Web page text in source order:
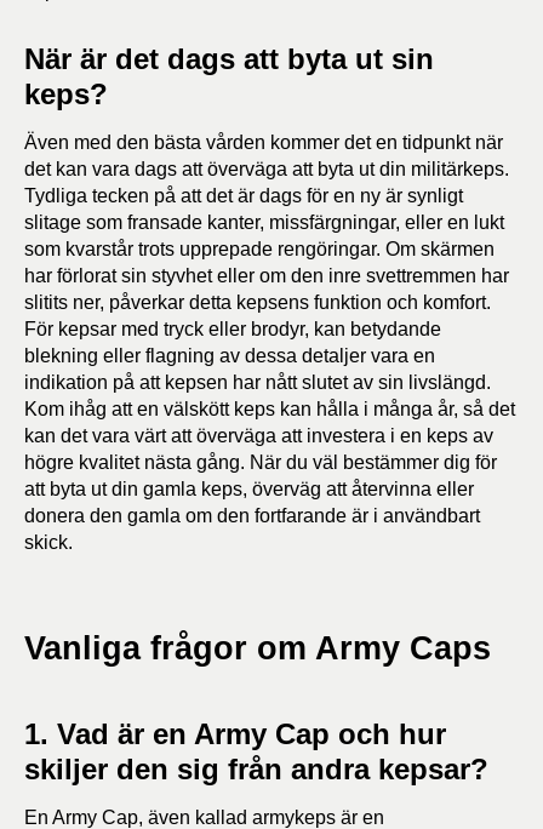
När är det dags att byta ut sin
keps?
Även med den bästa vården kommer det en tidpunkt när
det kan vara dags att överväga att byta ut din militärkeps.
Tydliga tecken på att det är dags för en ny är synligt
slitage som fransade kanter, missfärgningar, eller en lukt
som kvarstår trots upprepade rengöringar. Om skärmen
har förlorat sin styvhet eller om den inre svettremmen har
slitits ner, påverkar detta kepsens funktion och komfort.
För kepsar med tryck eller brodyr, kan betydande
blekning eller flagning av dessa detaljer vara en
indikation på att kepsen har nått slutet av sin livslängd.
Kom ihåg att en välskött keps kan hålla i många år, så det
kan det vara värt att överväga att investera i en keps av
högre kvalitet nästa gång. När du väl bestämmer dig för
att byta ut din gamla keps, överväg att återvinna eller
donera den gamla om den fortfarande är i användbart
skick.
Vanliga frågor om Army Caps
1. Vad är en Army Cap och hur
skiljer den sig från andra kepsar?
En Army Cap, även kallad armykeps är en